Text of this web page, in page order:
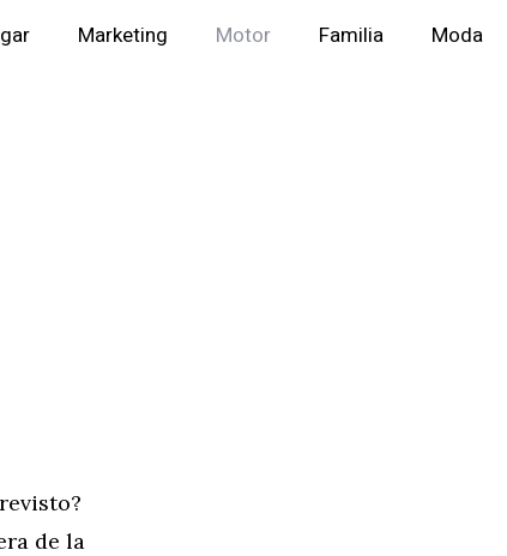
Marketing Motor Familia Moda
de la